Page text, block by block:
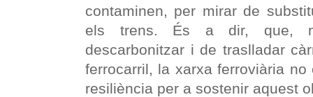
contaminen, per mirar de
els trens. És a dir, que,
descarbonitzar i de traslladar
ferrocarril, la xarxa ferroviària
resiliència per a sostenir aquest